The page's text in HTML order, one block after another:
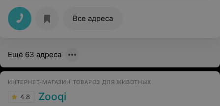
Все адреса
Ещё 63 адреса
ИНТЕРНЕТ-МАГАЗИН ТОВАРОВ ДЛЯ ЖИВОТНЫХ
4.8 Zooqi